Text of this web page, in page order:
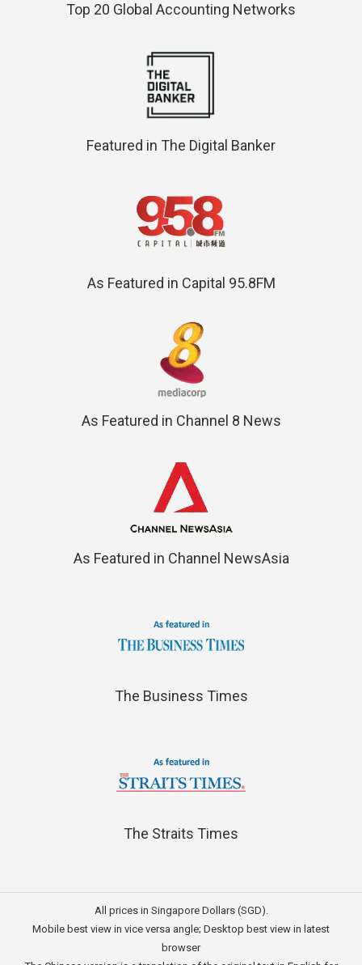
Top 20 Global Accounting Networks
Featured in The Digital Banker
As Featured in Capital 95.8FM
As Featured in Channel 8 News
As Featured in Channel NewsAsia
The Business Times
The Straits Times
All prices in Singapore Dollars (SGD).
Mobile best view in vice versa angle; Desktop best view in latest
browser